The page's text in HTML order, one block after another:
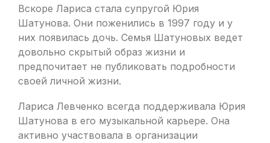
Вскоре Лариса стала супругой Юрия
Шатунова. Они поженились в 1997 году и у
них появилась дочь. Семья Шатуновых ведет
довольно скрытый образ жизни и
предпочитает не публиковать подробности
своей личной жизни.
Лариса Левченко всегда поддерживала Юрия
Шатунова в его музыкальной карьере. Она
активно участвовала в организации